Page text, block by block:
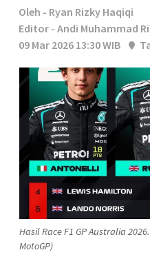
Oleh - Ryan Rizky Haqiqi
Editor - Andi Muhammad
09 Mar 2026 13:30 WIB
Hasil Race F1 GP Australia
MotoGP)